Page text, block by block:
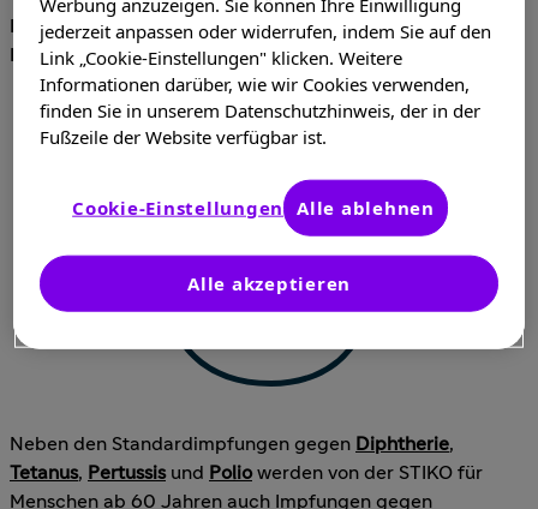
RSV
Grippe
Fachkreisbereich
Die STIKO* empfiehlt für Menschen ab 60 Jahren daher
Impfungen gegen zusätzliche Infektionskrankheiten.
Neben den Standardimpfungen gegen Diphtherie,
Tetanus, Pertussis und Polio werden von der STIKO für
Menschen ab 60 Jahren auch Impfungen gegen
jederzeit anpassen oder widerrufen, indem Sie auf den
Link „Cookie-Einstellungen" klicken. Weitere
Informationen darüber, wie wir Cookies verwenden,
finden Sie in unserem Datenschutzhinweis, der in der
Fußzeile der Website verfügbar ist.
Cookie-Einstellungen
Alle akzeptieren
Alle ablehnen